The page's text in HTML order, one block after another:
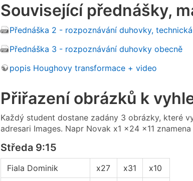
Související přednášky,
Přednáška 2 - rozpoznávání duhovky,
Přednáška 3 - rozpoznávání duhovky obecně
popis Houghovy transformace + video
Přiřazení obrázků k
Každý student dostane zadány 3 obrázky, které
adresari Images. Napr Novak x1 x24 x11
Středa 9:15
Fiala Dominik x27 x31
x10